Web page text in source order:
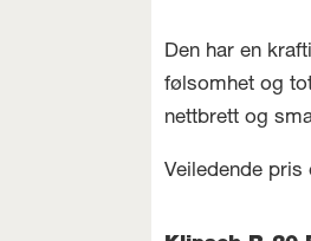
Den har en
følsomhet og
nettbrett og
Veiledende pris